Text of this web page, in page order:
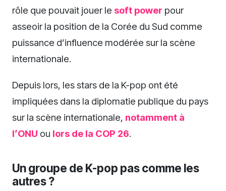
rôle que pouvait jouer le soft power pour
asseoir la position de la Corée du Sud comme
puissance d’influence modérée sur la scène
internationale.
Depuis lors, les stars de la K-pop ont été
impliquées dans la diplomatie publique du pays
sur la scène internationale, notamment à
l’ONU ou lors de la COP 26.
Un groupe de K-pop pas comme les
autres ?